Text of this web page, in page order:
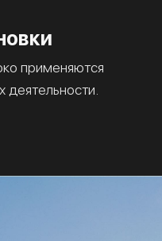
применяются
деятельности.